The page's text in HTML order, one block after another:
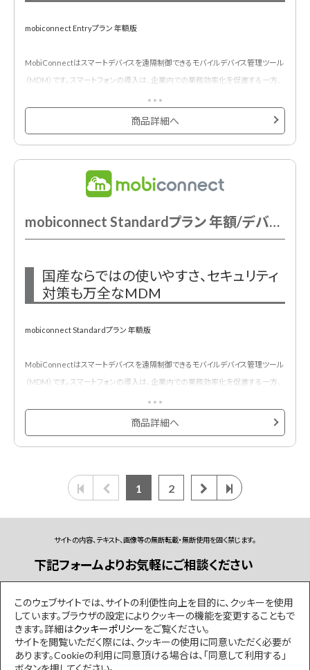
mobiconnect Entryプラン 年額版
MobiConnectはスマートデバイスを遠隔制御できるモバイルデバイス管理ツール
（MDM）です。スマートフォンの導入は、企業内での業務効率化を促進する一方、
顧客情報など、機密情報の漏洩リスクが課題となります。
MobiConnectは、スマートフォンに対するセキュリティと一元管理を提供するこ
とにより、企業内のスマートフォンをより安全に、そして、より統制のとれた形で利
商品詳細へ
mobiconnect Standardプラン 年額/デバイス
国産ならではの使いやすさ、セキュリティ
対策も万全なMDM
mobiconnect Standardプラン 年額版
MobiConnectはスマートデバイスを遠隔制御できるモバイルデバイス管理ツール
（MDM）です。スマートフォンの導入は、企業内での業務効率化を促進する一方、
顧客情報など、機密情報の漏洩リスクが課題となります。
MobiConnectは、スマートフォンに対するセキュリティと一元管理を提供するこ
とにより、企業内のスマートフォンをより安全に、そして、より統制のとれた形で利
商品詳細へ
1 2
このウェブサイトでは、サイトの利便性向上を目的に、クッキーを使用
しています。ブラウザの設定によりクッキーの機能を変更することもで
きます。詳細はクッキーポリシーをご覧ください。
サイトを閲覧いただく際には、クッキーの使用に同意いただく必要が
あります。Cookieの利用に同意頂ける場合は、「同意して利用する」
サイトの内容、テキスト、画像等の無断転載・無断使用を固く禁じます。
下記フォームよりお気軽にご相談ください
お問い合わせフォーム
会社情報 プライバシーポリシー